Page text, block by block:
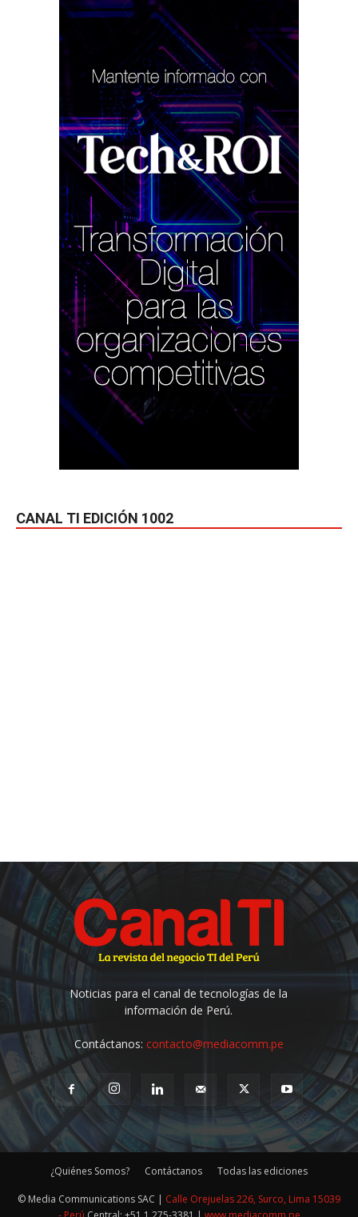
CANAL TI EDICIÓN 1002
Noticias para el canal de tecnologías de la
información de Perú.
Contáctanos: contacto@mediacomm.pe
¿Quiénes Somos? Contáctanos Todas las ediciones
© Media Communications SAC | Calle Orejuelas 226, Surco, Lima 15039